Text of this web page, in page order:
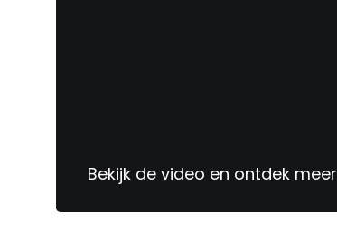
Bekijk de video en ontdek meer